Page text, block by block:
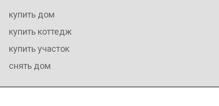
купить дом
купить коттедж
купить участок
снять дом